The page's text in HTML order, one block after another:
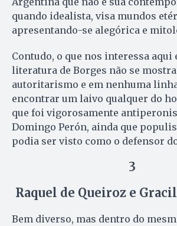
quando idealista, visa mundos
apresentando-se alegórica e
Contudo, o que nos interessa aqui
literatura de Borges não se
autoritarismo e em nenhuma
encontrar um laivo qualquer do
que foi vigorosamente
Domingo Perón, ainda que
podia ser visto como o defensor
3
Raquel de Queiroz e
Bem diverso, mas dentro do